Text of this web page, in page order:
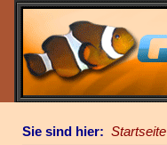
Sie sind hier: Startseite